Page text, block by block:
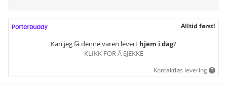
Alltid først!
Kan jeg få denne varen levert hjem i dag?
KLIKK FOR Å SJEKKE
Kontaktløs levering